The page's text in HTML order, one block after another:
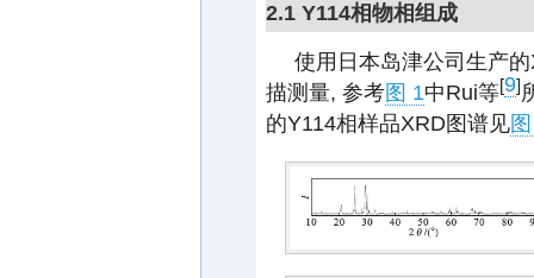
2.1 Y114相物相组成
使用日本岛津公司生产
描测量, 参考图 1中Rui等[9]
的Y114相样品XRD图谱见